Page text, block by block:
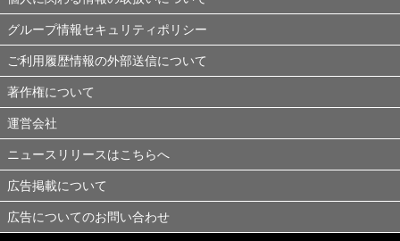
グループ情報セキュリティポリシー
ご利用履歴情報の外部送信について
著作権について
運営会社
ニュースリリースはこちらへ
広告掲載について
広告についてのお問い合わせ